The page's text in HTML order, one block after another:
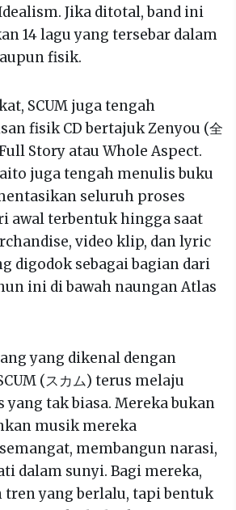
Jika ditotal, band ini
14 lagu yang tersebar dalam
fisik.
SCUM juga tengah
fisik CD bertajuk Zenyou (全
Story atau Whole Aspect.
juga tengah menulis buku
seluruh proses
awal terbentuk hingga saat
video klip, dan lyric
digodok sebagai bagian dari
ini di bawah naungan Atlas
yang dikenal dengan
(スカム) terus melaju
yang tak biasa. Mereka bukan
musik mereka
membangun narasi,
dalam sunyi. Bagi mereka,
tren yang berlalu, tapi bentuk